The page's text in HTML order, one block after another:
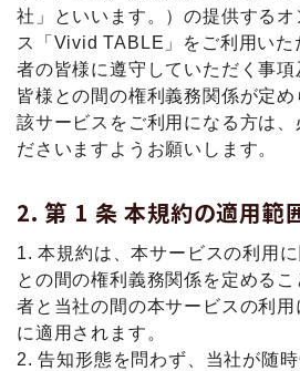
社」といいます。）の提供する
ス「Vivid TABLE」をご利用いた
者の皆様に遵守していただく事
皆様との間の権利義務関係が定
該サービスをご利用になる方は、
ださいますようお願いします。
第 1 条 本規約の適用範
1. 本規約は、本サービスの利用
との間の権利義務関係を定める
者と当社の間の本サービスの利
に適用されます。
2. 告知形態を問わず、当社が随